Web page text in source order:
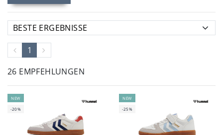
1
26 EMPFEHLUNGEN
NEW
-20%
NEW
-25%